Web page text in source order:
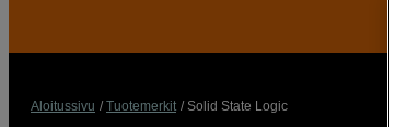
Aloitussivu Tuotemerkit Solid State Logic